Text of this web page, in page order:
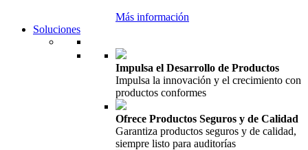
Más información
Soluciones
Impulsa el Desarrollo de Productos
Impulsa la innovación y el crecimiento con
productos conformes
Ofrece Productos Seguros y de Calidad
Garantiza productos seguros y de calidad,
siempre listo para auditorías